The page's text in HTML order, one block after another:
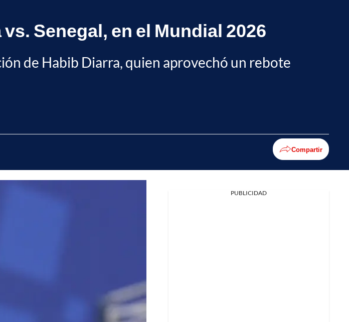
Senegal, en el Mundial 2026
de Habib Diarra, quien aprovechó un rebote
Compartir
PUBLICIDAD